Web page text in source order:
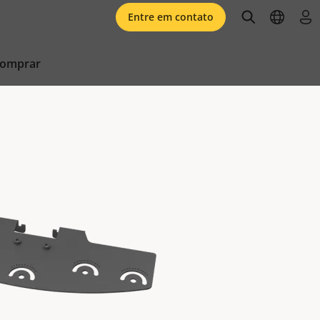
Entre em contato openopen